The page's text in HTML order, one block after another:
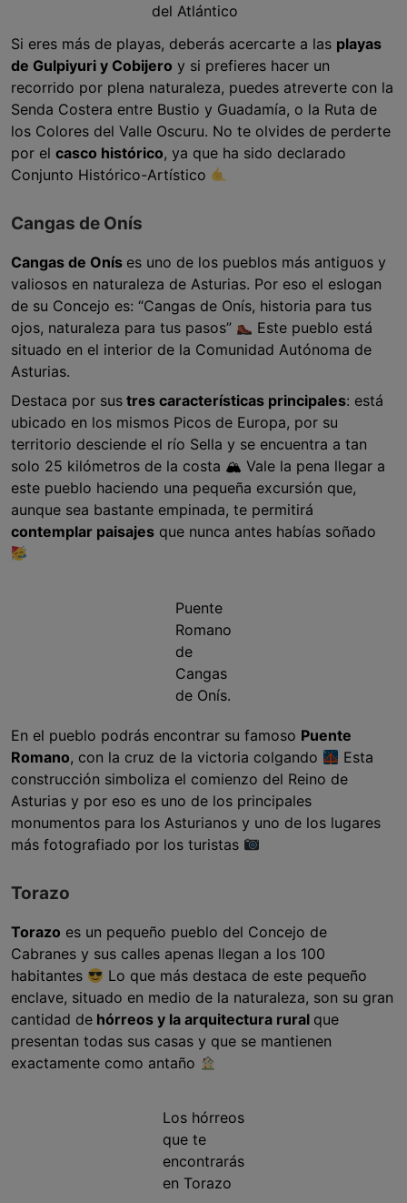
del Atlántico
Si eres más de playas, deberás acercarte a las playas
de Gulpiyuri y Cobijero y si prefieres hacer un
recorrido por plena naturaleza, puedes atreverte con la
Senda Costera entre Bustio y Guadamía, o la Ruta de
los Colores del Valle Oscuru. No te olvides de perderte
por el casco histórico, ya que ha sido declarado
Conjunto Histórico-Artístico
Cangas de Onís
Cangas de Onís es uno de los pueblos más antiguos y
valiosos en naturaleza de Asturias. Por eso el eslogan
de su Concejo es: “Cangas de Onís, historia para tus
ojos, naturaleza para tus pasos”
Este pueblo está
situado en el interior de la Comunidad Autónoma de
Asturias.
Destaca por sus tres características principales: está
ubicado en los mismos Picos de Europa, por su
territorio desciende el río Sella y se encuentra a tan
solo 25 kilómetros de la costa 🏔 Vale la pena llegar a
este pueblo haciendo una pequeña excursión que,
aunque sea bastante empinada, te permitirá
contemplar paisajes que nunca antes habías soñado
Puente
Romano
de
Cangas
de Onís.
En el pueblo podrás encontrar su famoso Puente
Romano, con la cruz de la victoria colgando
Esta
construcción simboliza el comienzo del Reino de
Asturias y por eso es uno de los principales
monumentos para los Asturianos y uno de los lugares
más fotografiado por los turistas
Torazo
Torazo es un pequeño pueblo del Concejo de
Cabranes y sus calles apenas llegan a los 100
habitantes
Lo que más destaca de este pequeño
enclave, situado en medio de la naturaleza, son su gran
cantidad de hórreos y la arquitectura rural que
presentan todas sus casas y que se mantienen
exactamente como antaño
Los hórreos
que te
encontrarás
en Torazo